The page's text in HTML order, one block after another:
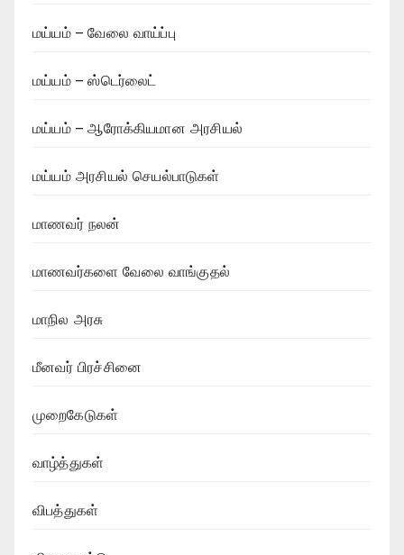
மய்யம் – வேலை வாய்ப்பு
மய்யம் – ஸ்டெர்லைட்
மய்யம் – ஆரோக்கியமான அரசியல்
மய்யம் அரசியல் செயல்பாடுகள்
மாணவர் நலன்
மாணவர்களை வேலை வாங்குதல்
மாநில அரசு
மீனவர் பிரச்சினை
முறைகேடுகள்
வாழ்த்துகள்
விபத்துகள்